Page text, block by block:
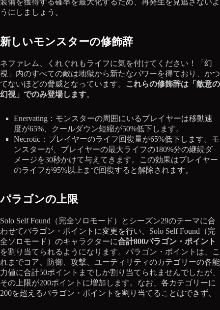
装備を獲得する確率を最大化するため、再発生を見逃さないよ
うにしましょう。
新しいモンスターの修飾辞
ネファレム、くれぐれもライフに気を付けてください！「幻
視」内のすべての敵は地獄から新たなパワーを得ており、かつ
てないほどの脅威となっています。
これらの修飾辞は「敵意の
幻視」でのみ登場します。
Enervating：モンスターの周囲にいるプレイヤーは移動速
度が65%、クールダウン短縮が50%低下します。
Necrotic：プレイヤーのライフ回復量が65%低下します。モ
ンスターが、プレイヤーの最大ライフの180%分の継続ダ
メージを30秒かけて与えてきます。この効果はプレイヤー
のライフが95%以上まで回復すると解除されます。
パラゴンの上限
Solo Self Found（完全ソロモード）とシーズン29のテーマに合
わせてパラゴン・ポイントに変更を行い、Solo Self Found（完
全ソロモード）のキャラクターに合計800パラゴン・ポイント
を割り当てられるようになります。パラゴン・ポイントは、こ
れまでコア、防御、攻撃、ユーティリティのカテゴリーの各能
力値に合計50ポイントまでしか割り当てられませんでしたが、
その上限が200ポイントに増加します。なお、各カテゴリーに
200を超えるパラゴン・ポイントを割り当てることはできず、